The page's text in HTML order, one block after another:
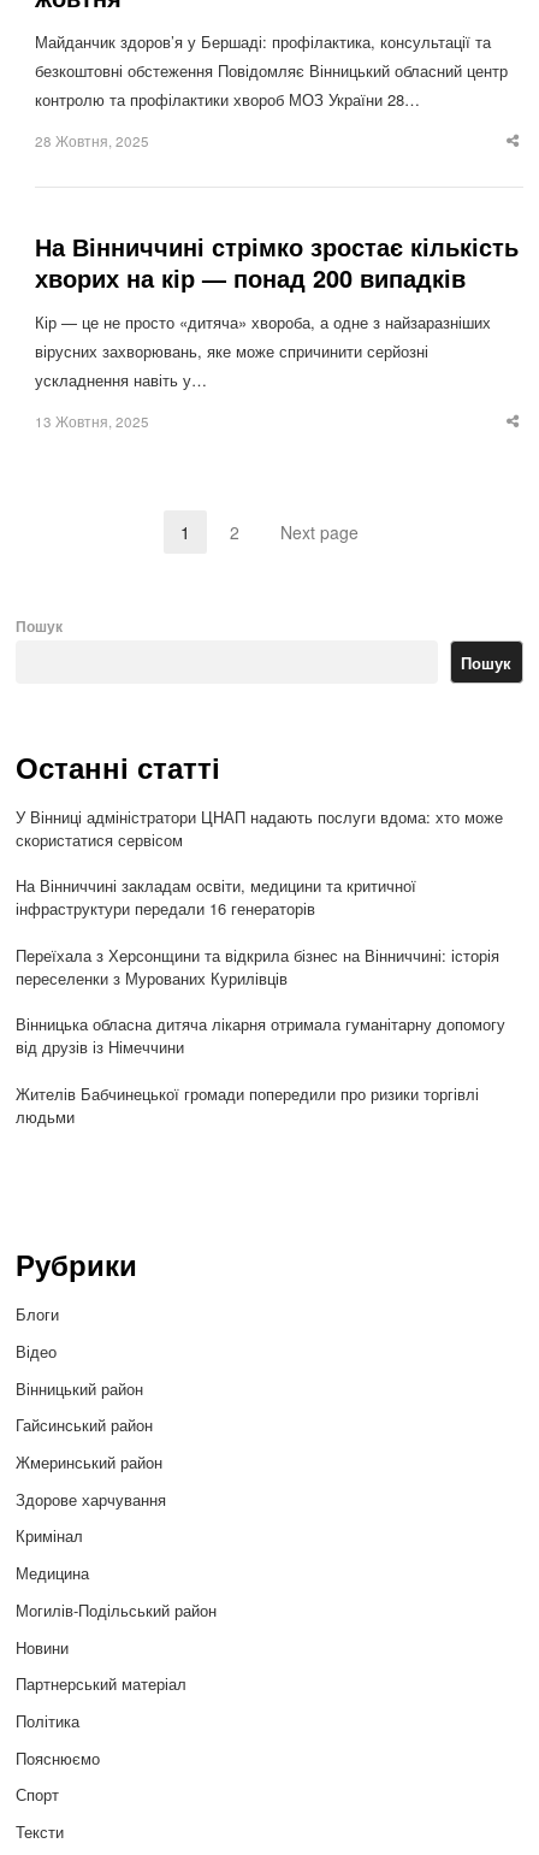
Майданчик здоров’я у Бершаді: профілактика, консультації та
безкоштовні обстеження Повідомляє Вінницький обласний центр
контролю та профілактики хвороб МОЗ України 28…
28 Жовтня, 2025
На Вінниччині стрімко зростає кількість
хворих на кір — понад 200 випадків
Кір — це не просто «дитяча» хвороба, а одне з найзаразніших
вірусних захворювань, яке може спричинити серйозні
ускладнення навіть у…
13 Жовтня, 2025
Page
1 Page
2 Next page
Пошук
Пошук
Останні статті
У Вінниці адміністратори ЦНАП надають послуги вдома: хто може
скористатися сервісом
На Вінниччині закладам освіти, медицини та критичної
інфраструктури передали 16 генераторів
Переїхала з Херсонщини та відкрила бізнес на Вінниччині: історія
переселенки з Мурованих Курилівців
Вінницька обласна дитяча лікарня отримала гуманітарну допомогу
від друзів із Німеччини
Жителів Бабчинецької громади попередили про ризики торгівлі
людьми
Рубрики
Блоги
Відео
Вінницький район
Гайсинський район
Жмеринський район
Здорове харчування
Кримінал
Медицина
Могилів-Подільський район
Новини
Партнерський матеріал
Політика
Пояснюємо
Спорт
Тексти